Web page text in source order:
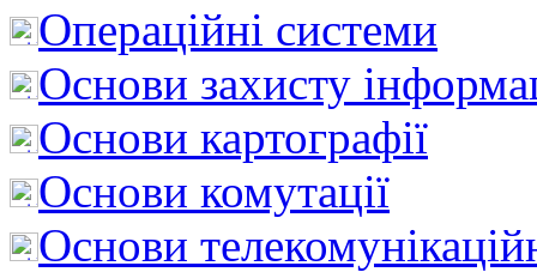
Операційні системи
Основи захисту
Основи картографії
Основи комутації
Основи